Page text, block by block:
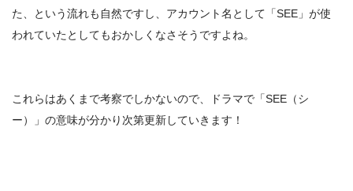
た、という流れも自然ですし、アカウント名として「SEE」が使
われていたとしてもおかしくなさそうですよね。
これらはあくまで考察でしかないので、ドラマで「SEE（シ
ー）」の意味が分かり次第更新していきます！